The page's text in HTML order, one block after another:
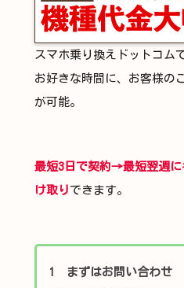
スマホ乗り換えドットコム
お好きな時間に、お客様の
が可能。
最短3日で契約→最短翌週
け取り できます。
1 まずはお問い合わせ